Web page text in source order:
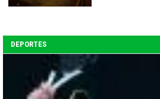
DEPORTES